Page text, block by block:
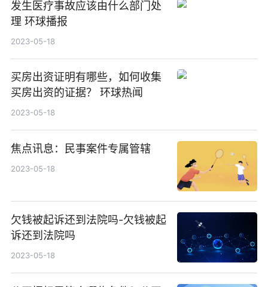
发生医疗事故应该由什么部门处
理 环球播报
2023-05-18
买房出资证明有哪些，如何收集
买房出资的证据？ 环球热闻
2023-05-18
焦点讯息：民事案件专属管辖
2023-05-18
欠钱被起诉还到法院吗-欠钱被起
诉还到法院吗
2023-05-18